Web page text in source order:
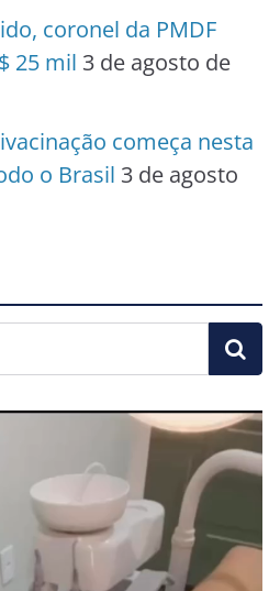
coronel da PMDF
25 mil 3 de agosto de
começa nesta
o Brasil 3 de agosto